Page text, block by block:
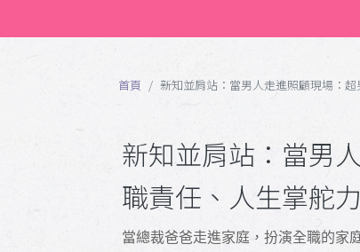
首頁 新知並肩站：當男人走進照顧現場：
新知並肩站：當男
職責任、人生掌舵
當總裁爸爸走進家庭，扮演全職的家